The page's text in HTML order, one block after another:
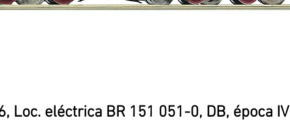
Loc. eléctrica BR 151 051-0, DB, época IV